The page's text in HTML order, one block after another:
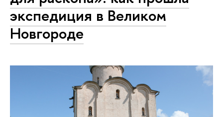
экспедиция в Великом
Новгороде